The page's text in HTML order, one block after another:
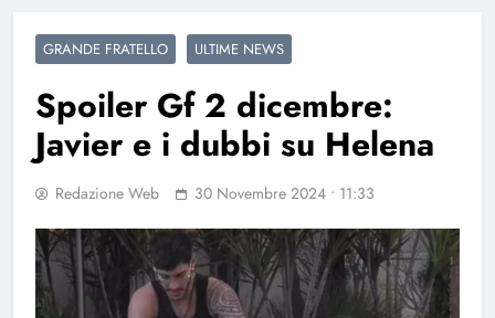
GRANDE FRATELLO ULTIME NEWS
Spoiler Gf 2 dicembre:
Javier e i dubbi su Helena
Redazione Web 30 Novembre 2024 • 11:33